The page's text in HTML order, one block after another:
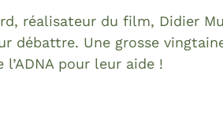
réalisateur du film, Didier
débattre. Une grosse
pour leur aide !